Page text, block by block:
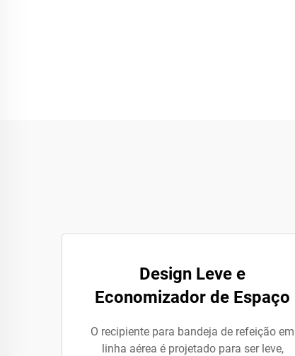
Design Leve e
Economizador de Espaço
O recipiente para bandeja de refeição em
linha aérea é projetado para ser leve,